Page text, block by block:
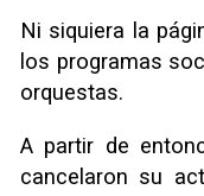
Ni siquiera la
los programas
orquestas.
A partir de
cancelaron su